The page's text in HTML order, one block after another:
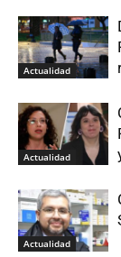
Actualidad
Actualidad
Actualidad